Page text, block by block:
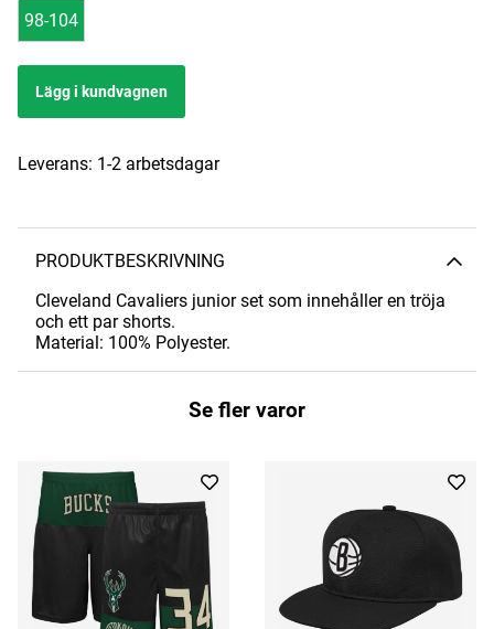
98-104
Lägg i kundvagnen
Leverans: 1-2 arbetsdagar
PRODUKTBESKRIVNING
Cleveland Cavaliers junior set som innehåller en tröja
och ett par shorts.
Material: 100% Polyester.
Se fler varor